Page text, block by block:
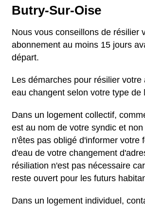
Butry-Sur-Oise
Nous vous conseillons de résilier
abonnement au moins 15 jours
départ.
Les démarches pour résilier votre
eau changent selon votre type de
Dans un logement collectif,
est au nom de votre syndic et
n'êtes pas obligé d'informer votre
d'eau de votre changement
résiliation n'est pas nécessaire
reste ouvert pour les futurs
Dans un logement individuel,